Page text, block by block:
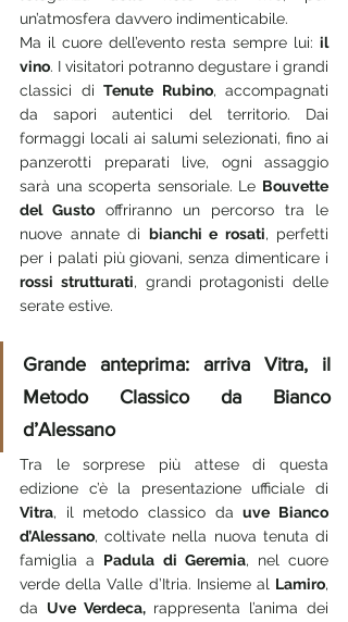
un’atmosfera davvero indimenticabile.
Ma il cuore dell’evento resta sempre lui: il
vino. I visitatori potranno degustare i grandi
classici di Tenute Rubino, accompagnati
da sapori autentici del territorio. Dai
formaggi locali ai salumi selezionati, fino ai
panzerotti preparati live, ogni assaggio
sarà una scoperta sensoriale. Le Bouvette
del Gusto offriranno un percorso tra le
nuove annate di bianchi e rosati, perfetti
rossi strutturati, grandi protagonisti delle
serate estive.
Grande anteprima: arriva Vitra, il
Metodo Classico da Bianco
d’Alessano
Tra le sorprese più attese di questa
Vitra, il metodo classico da uve Bianco
d’Alessano, coltivate nella nuova tenuta di
famiglia a Padula di Geremia, nel cuore
verde della Valle d’Itria. Insieme al Lamiro,
da Uve Verdeca, rappresenta l’anima dei